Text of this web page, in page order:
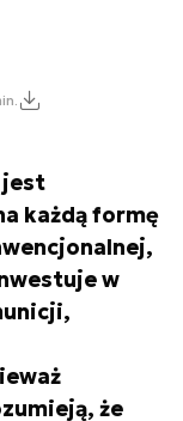
jest
każdą formę
w
że